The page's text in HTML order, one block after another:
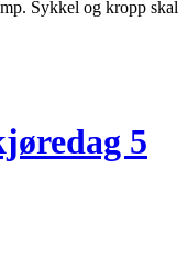
Sykkel og kropp skal
5